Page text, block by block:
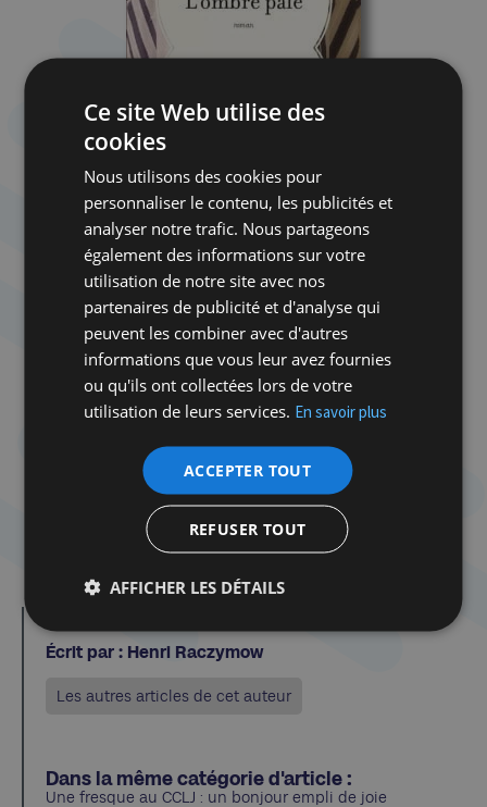
A lire également
Je lis, tu lis, ils
écrivent…
Nathalie
Skowronek, La
éditions Grasset,
174 p.
Cliquer ici
Écrit par : Henri Raczymow
Les autres articles de cet auteur
Dans la même catégorie d'article :
Une fresque au CCLJ : un bonjour empli de joie
Ce site Web utilise des
cookies
Nous utilisons des cookies pour
personnaliser le contenu, les publicités et
analyser notre trafic. Nous partageons
également des informations sur votre
utilisation de notre site avec nos
partenaires de publicité et d'analyse qui
peuvent les combiner avec d'autres
informations que vous leur avez fournies
ou qu'ils ont collectées lors de votre
utilisation de leurs services. En savoir plus
ACCEPTER TOUT
REFUSER TOUT
AFFICHER LES DÉTAILS